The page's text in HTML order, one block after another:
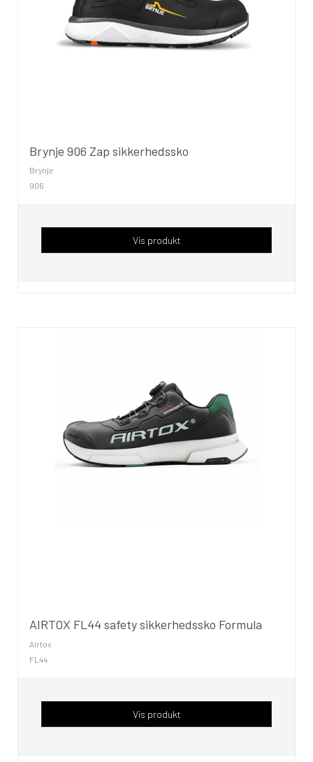
Brynje 906 Zap sikkerhedssko
Brynje
906
Vis produkt
AIRTOX FL44 safety sikkerhedssko Formula
Airtox
FL44
Vis produkt